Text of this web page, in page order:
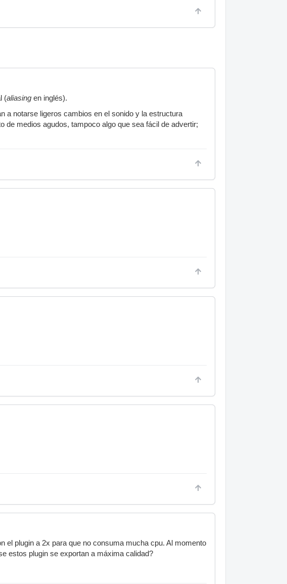
(aliasing en inglés).
a notarse ligeros cambios en el sonido y la estructura
de medios agudos, tampoco algo que sea fácil de advertir;
el plugin a 2x para que no consuma mucha cpu. Al momento
estos plugin se exportan a máxima calidad?